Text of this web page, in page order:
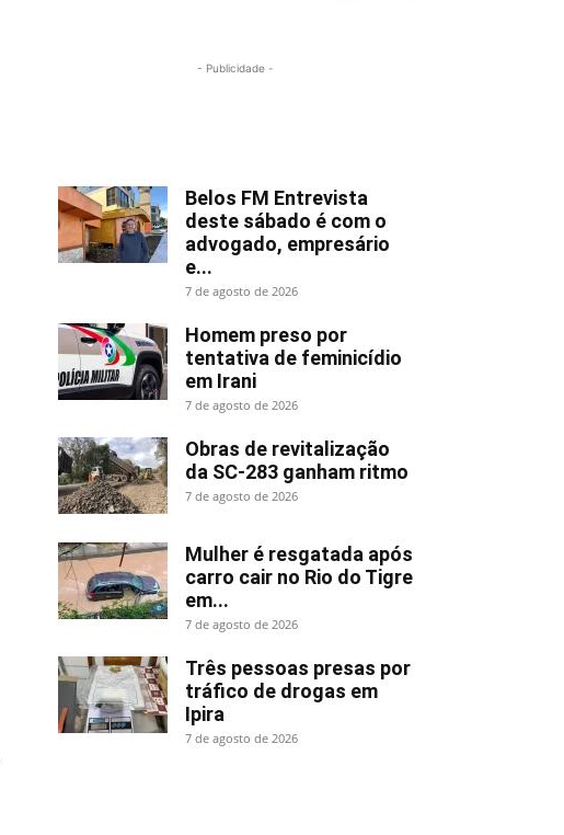
- Publicidade -
Belos FM Entrevista
deste sábado é com o
advogado, empresário
e...
7 de agosto de 2026
Homem preso por
tentativa de feminicídio
em Irani
7 de agosto de 2026
Obras de revitalização
da SC-283 ganham ritmo
7 de agosto de 2026
Mulher é resgatada após
carro cair no Rio do Tigre
em...
7 de agosto de 2026
Três pessoas presas por
tráfico de drogas em
Ipira
7 de agosto de 2026